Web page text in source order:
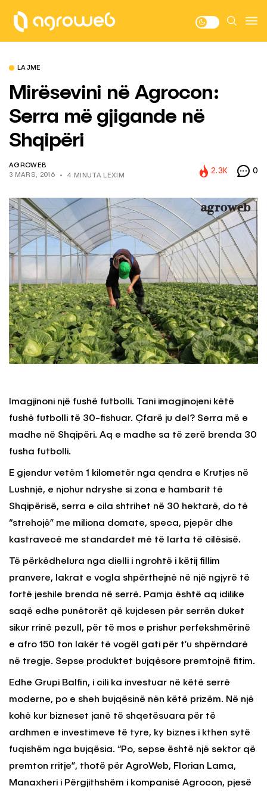
LAJME
Mirësevini në Agrocon:
Serra më gjigande në
Shqipëri
AGROWEB
3 MARS, 2016
4 MINUTA LEXIM
2.3K 0
Imagjinoni një fushë futbolli. Tani imagjinojeni këtë
fushë futbolli të 30-fishuar. Çfarë ju del? Serra më e
madhe në Shqipëri. Aq e madhe sa të zerë brenda 30
fusha futbolli.
E gjendur vetëm 1 kilometër nga qendra e Krutjes në
Lushnjë, e njohur ndryshe si zona e hambarit të
Shqipërisë, serra e cila shtrihet në 30 hektarë, do të
“strehojë” me miliona domate, speca, pjepër dhe
kastravecë me standardet më të larta të cilësisë.
Të përkëdhelura nga dielli i ngrohtë i këtij fillim
pranvere, lakrat e vogla shpërthejnë në një ngjyrë të
fortë jeshile brenda në serrë. Pamja është aq idilike
saqë edhe punëtorët që kujdesen për serrën duket
sikur rrinë pezull, për të mos e prishur perfekshmërinë
e afro 150 ton lakër të vogël gati për t’u shpërndarë
në tregje. Sepse produktet bujqësore premtojnë fitim.
Edhe Grupi Balfin, i cili ka investuar në këtë serrë
moderne, po e sheh bujqësinë nën këtë prizëm. Në një
kohë kur bizneset janë të shqetësuara për të
ardhmen e investimeve të tyre, ky biznes i kthen sytë
fuqishëm nga bujqësia. “Po, sepse është një sektor që
premton rritje”, thotë për AgroWeb, Florian Lama,
Manaxheri i Përgjithshëm i kompanisë Agrocon, pjesë